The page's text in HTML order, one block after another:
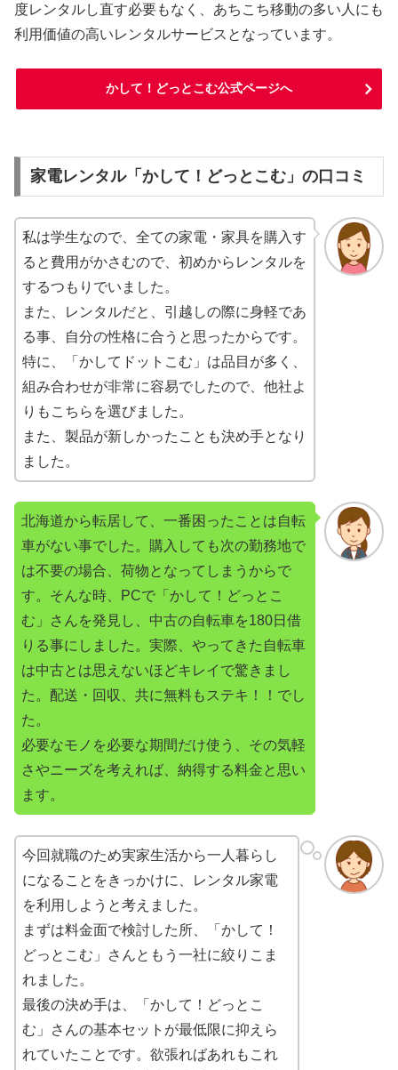
度レンタルし直す必要もなく、あちこち移動の多い人にも
利用価値の高いレンタルサービスとなっています。
かして！どっとこむ公式ページへ
家電レンタル「かして！どっとこむ」の口コミ
私は学生なので、全ての家電・家具を購入す
ると費用がかさむので、初めからレンタルを
するつもりでいました。
また、レンタルだと、引越しの際に身軽であ
る事、自分の性格に合うと思ったからです。
特に、「かしてドットこむ」は品目が多く、
組み合わせが非常に容易でしたので、他社よ
りもこちらを選びました。
また、製品が新しかったことも決め手となり
ました。
北海道から転居して、一番困ったことは自転
車がない事でした。購入しても次の勤務地で
は不要の場合、荷物となってしまうからで
す。そんな時、PCで「かして！どっとこ
む」さんを発見し、中古の自転車を180日借
りる事にしました。実際、やってきた自転車
は中古とは思えないほどキレイで驚きまし
た。配送・回収、共に無料もステキ！！でし
た。
必要なモノを必要な期間だけ使う、その気軽
さやニーズを考えれば、納得する料金と思い
ます。
今回就職のため実家生活から一人暮らし
になることをきっかけに、レンタル家電
を利用しようと考えました。
まずは料金面で検討した所、「かして！
どっとこむ」さんともう一社に絞りこま
れました。
最後の決め手は、「かして！どっとこ
む」さんの基本セットが最低限に抑えら
れていたことです。欲張ればあれもこれ